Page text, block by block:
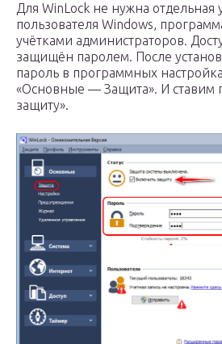
Для WinLock не нужна отдельная
пользователя Windows,
учётками администраторов.
защищён паролем. После
пароль в программных
«Основные — Защита». И ставим
защиту».